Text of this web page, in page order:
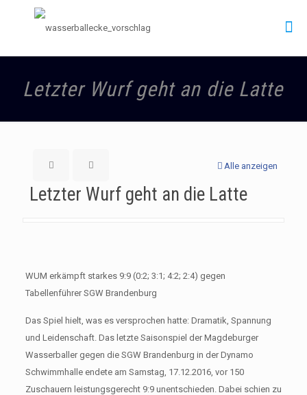
Letzter Wurf geht an die Latte
Alle anzeigen
Letzter Wurf geht an die Latte
WUM erkämpft starkes 9:9 (0:2; 3:1; 4:2; 2:4) gegen
Tabellenführer SGW Brandenburg
Das Spiel hielt, was es versprochen hatte: Dramatik, Spannung
und Leidenschaft. Das letzte Saisonspiel der Magdeburger
Wasserballer gegen die SGW Brandenburg in der Dynamo
Schwimmhalle endete am Samstag, 17.12.2016, vor 150
Zuschauern leistungsgerecht 9:9 unentschieden. Dabei schien zu